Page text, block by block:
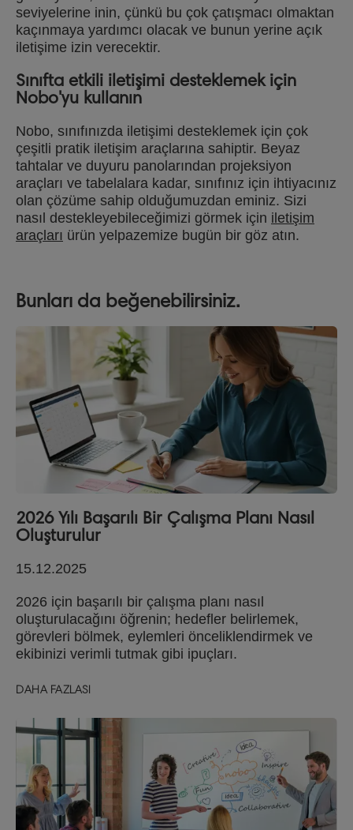
seviyelerine inin, çünkü bu çok çatışmacı olmaktan
kaçınmaya yardımcı olacak ve bunun yerine açık
iletişime izin verecektir.
Sınıfta etkili iletişimi desteklemek için
Nobo'yu kullanın
Nobo, sınıfınızda iletişimi desteklemek için çok
çeşitli pratik iletişim araçlarına sahiptir. Beyaz
tahtalar ve duyuru panolarından projeksiyon
araçları ve tabelalara kadar, sınıfınız için ihtiyacınız
olan çözüme sahip olduğumuzdan eminiz. Sizi
nasıl destekleyebileceğimizi görmek için iletişim
araçları ürün yelpazemize bugün bir göz atın.
Bunları da beğenebilirsiniz.
2026 Yılı Başarılı Bir Çalışma Planı Nasıl
Oluşturulur
15.12.2025
2026 için başarılı bir çalışma planı nasıl
oluşturulacağını öğrenin; hedefler belirlemek,
görevleri bölmek, eylemleri önceliklendirmek ve
ekibinizi verimli tutmak gibi ipuçları.
DAHA FAZLASI